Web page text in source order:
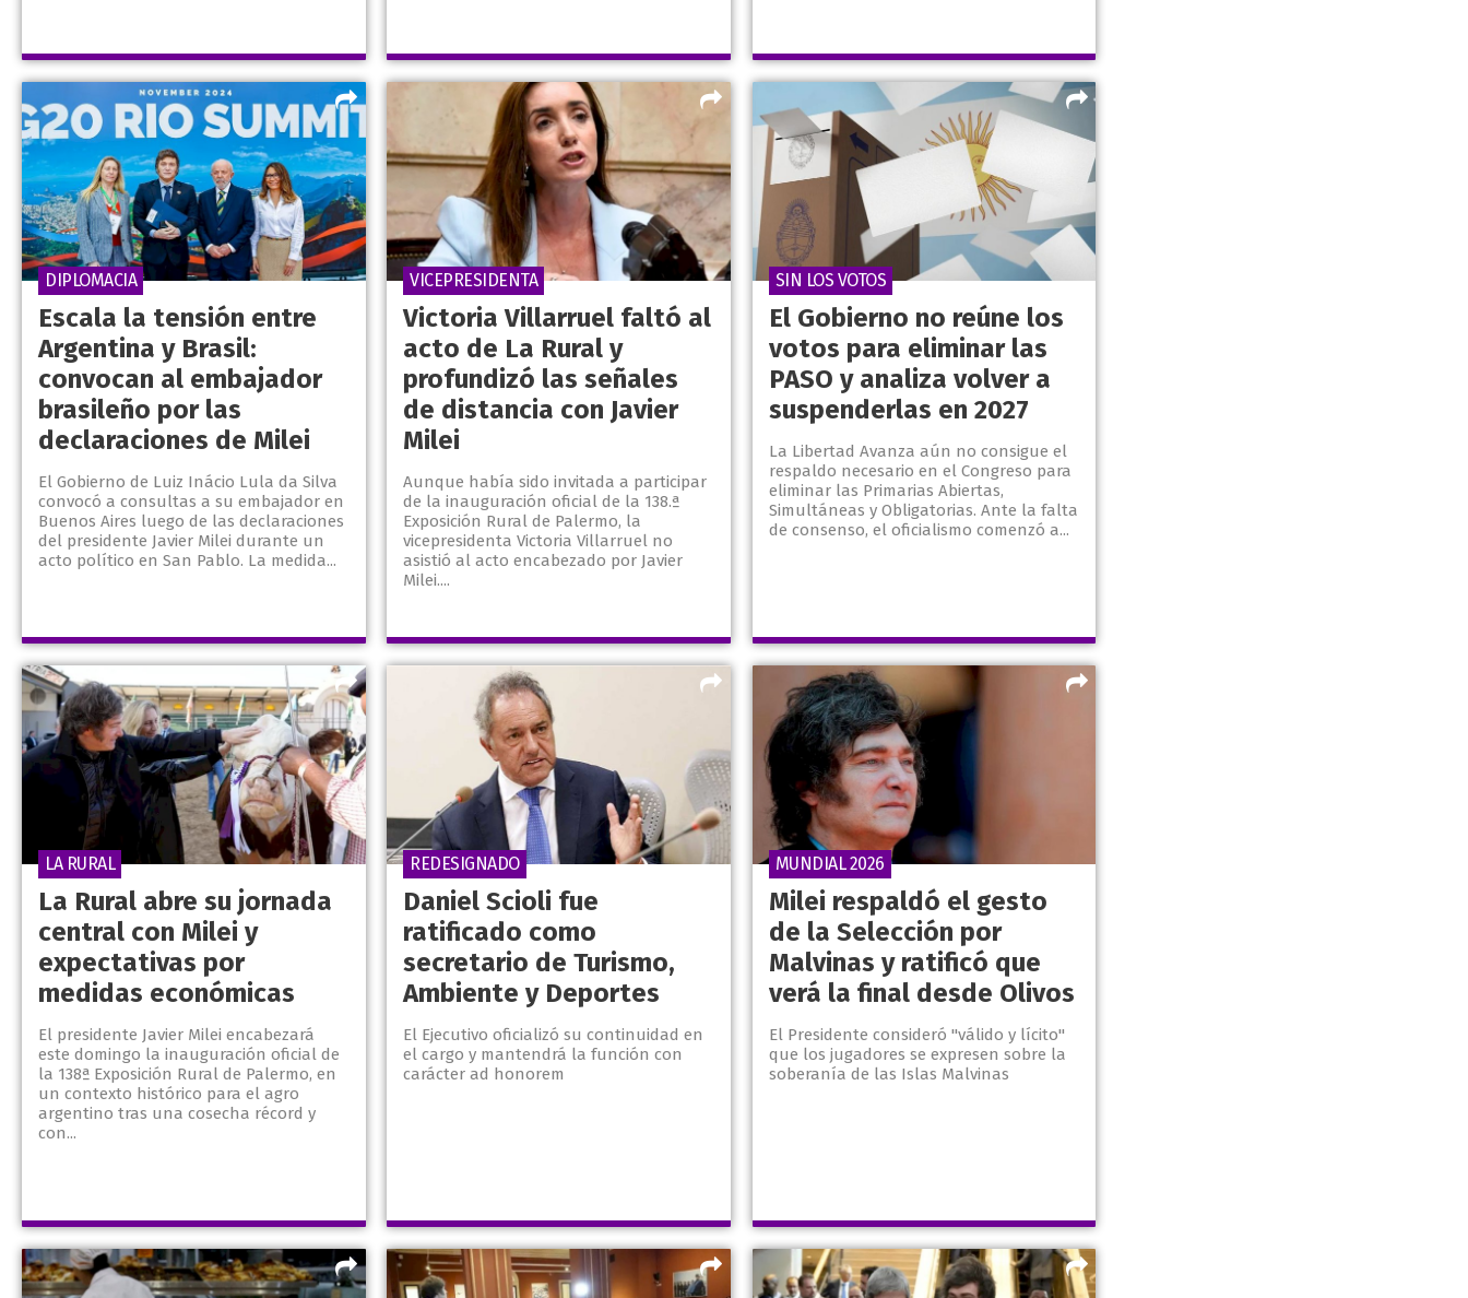
Escala la tensión entre
Argentina y Brasil:
convocan al embajador
brasileño por las
declaraciones de Milei
El Gobierno de Luiz Inácio Lula da Silva
convocó a consultas a su embajador en
Buenos Aires luego de las declaraciones
del presidente Javier Milei durante un
acto político en San Pablo. La medida...
DIPLOMACIA
Victoria Villarruel faltó al
acto de La Rural y
profundizó las señales
de distancia con Javier
Milei
Aunque había sido invitada a participar
de la inauguración oficial de la 138.ª
Exposición Rural de Palermo, la
vicepresidenta Victoria Villarruel no
asistió al acto encabezado por Javier
Milei....
VICEPRESIDENTA
El Gobierno no reúne los
votos para eliminar las
PASO y analiza volver a
suspenderlas en 2027
La Libertad Avanza aún no consigue el
respaldo necesario en el Congreso para
eliminar las Primarias Abiertas,
Simultáneas y Obligatorias. Ante la falta
de consenso, el oficialismo comenzó a...
SIN LOS VOTOS
La Rural abre su jornada
central con Milei y
expectativas por
medidas económicas
El presidente Javier Milei encabezará
este domingo la inauguración oficial de
la 138ª Exposición Rural de Palermo, en
un contexto histórico para el agro
argentino tras una cosecha récord y
con...
LA RURAL
Daniel Scioli fue
ratificado como
secretario de Turismo,
Ambiente y Deportes
El Ejecutivo oficializó su continuidad en
el cargo y mantendrá la función con
carácter ad honorem
REDESIGNADO
Milei respaldó el gesto
de la Selección por
Malvinas y ratificó que
verá la final desde Olivos
El Presidente consideró "válido y lícito"
que los jugadores se expresen sobre la
soberanía de las Islas Malvinas
MUNDIAL 2026